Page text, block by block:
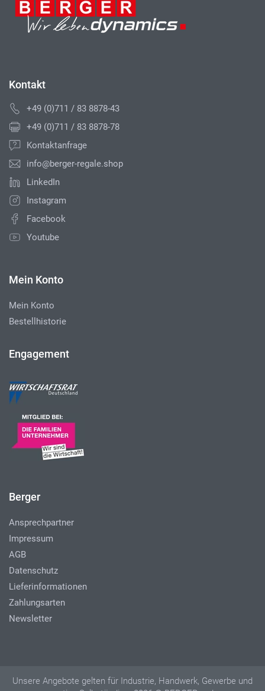
Kontakt
+49 (0)711 / 83 8878-43
+49 (0)711 / 83 8878-78
Kontaktanfrage
info@berger-regale.shop
LinkedIn
Instagram
Facebook
Youtube
Mein Konto
Mein Konto
Bestellhistorie
Engagement
Berger
Ansprechpartner
Impressum
AGB
Datenschutz
Lieferinformationen
Zahlungsarten
Newsletter
Unsere Angebote gelten für Industrie, Handwerk, Gewerbe und